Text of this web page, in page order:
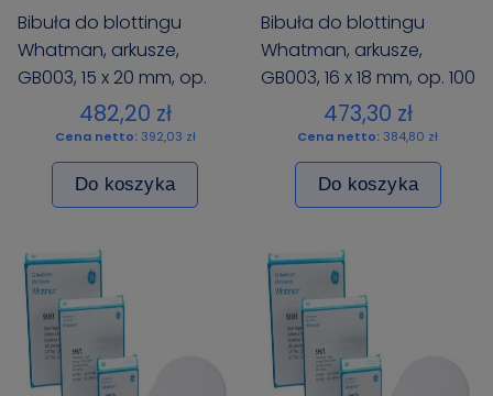
Bibuła do blottingu
Whatman, arkusze,
GB003, 15 x 20 mm, op.
482,20 zł
Cena netto: 392,03 zł
Do koszyka
Bibuła do blottingu
Whatman, arkusze,
GB003, 16 x 18 mm, op. 100
473,30 zł
Cena netto: 384,80 zł
Do koszyka